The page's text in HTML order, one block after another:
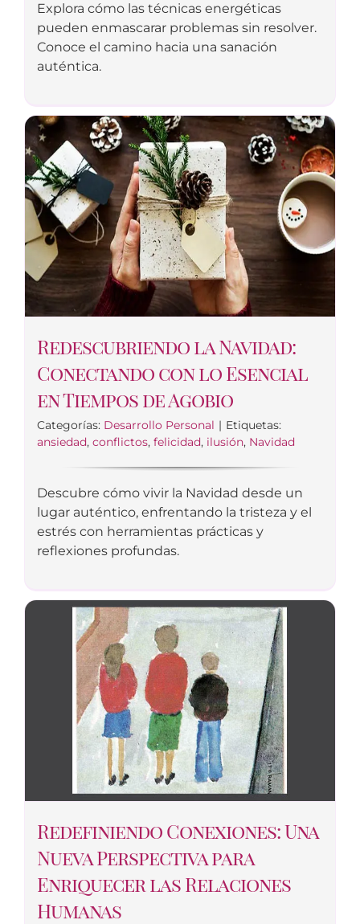
Explora cómo las técnicas energéticas
pueden enmascarar problemas sin resolver.
Conoce el camino hacia una sanación
auténtica.
Redescubriendo la Navidad:
Conectando con lo Esencial
en Tiempos de Agobio
Categorías: Desarrollo Personal | Etiquetas:
ansiedad, conflictos, felicidad, ilusión, Navidad
Descubre cómo vivir la Navidad desde un
lugar auténtico, enfrentando la tristeza y el
estrés con herramientas prácticas y
reflexiones profundas.
Redefiniendo Conexiones: Una
Nueva Perspectiva para
Enriquecer las Relaciones
Humanas